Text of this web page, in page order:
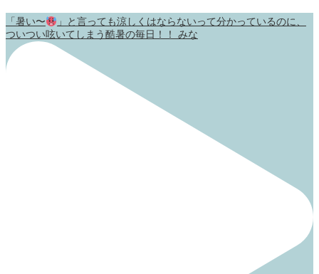
「暑い〜
」と言っても涼しくはならないって分かっているのに、
ついつい呟いてしまう酷暑の毎日！！ みな